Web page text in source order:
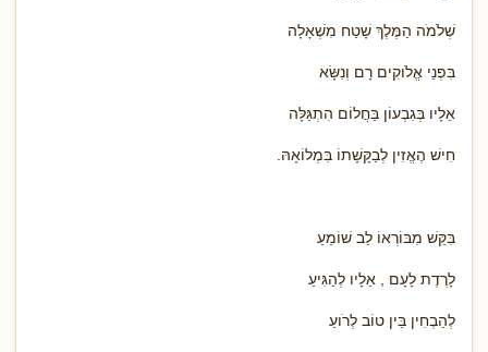
שְׁלֹמֹה הַמֶּלֶךְ שָׁטַח מִשְׁאָלָה
בִּפְנֵי אֱלֹוקִים רָם וְנִשָּׂא
אֵלָיו בְּגִבְעוֹן בַּחֲלוֹם הִתְגַּלָּה
חִישׁ הֶאֱזִין לְבַקָּשָׁתוֹ בִּמְלוֹאָהּ.
בִּקֵּשׁ מִבּוֹרְאוֹ לֵב שׁוֹמֵעַ
לָרֶדֶת לָעָם , אֵלָיו לְהַגִּיעַ
לְהַבְחִין בֵּין טוֹב לְרֹועַ